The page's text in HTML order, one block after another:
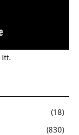
itt.
18
830